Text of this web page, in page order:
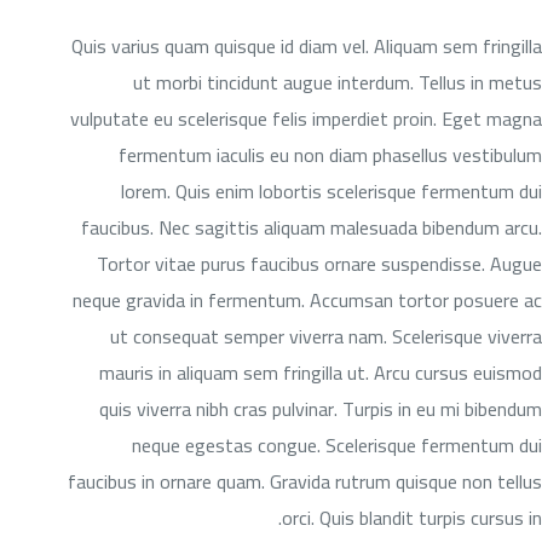
Quis varius quam quisque id diam vel. Aliquam sem fringilla
ut morbi tincidunt augue interdum. Tellus in metus
vulputate eu scelerisque felis imperdiet proin. Eget magna
fermentum iaculis eu non diam phasellus vestibulum
lorem. Quis enim lobortis scelerisque fermentum dui
faucibus. Nec sagittis aliquam malesuada bibendum arcu.
Tortor vitae purus faucibus ornare suspendisse. Augue
neque gravida in fermentum. Accumsan tortor posuere ac
ut consequat semper viverra nam. Scelerisque viverra
mauris in aliquam sem fringilla ut. Arcu cursus euismod
quis viverra nibh cras pulvinar. Turpis in eu mi bibendum
neque egestas congue. Scelerisque fermentum dui
faucibus in ornare quam. Gravida rutrum quisque non tellus
orci. Quis blandit turpis cursus in.